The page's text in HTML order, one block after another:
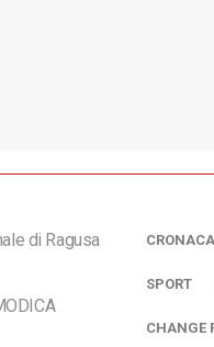
di Ragusa
CRONACA
SPORT
CHANGE